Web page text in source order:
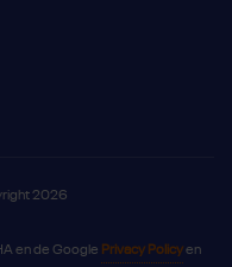
Instagram
op Youtube
Sporten op
2026
en de Google Privacy Policyen